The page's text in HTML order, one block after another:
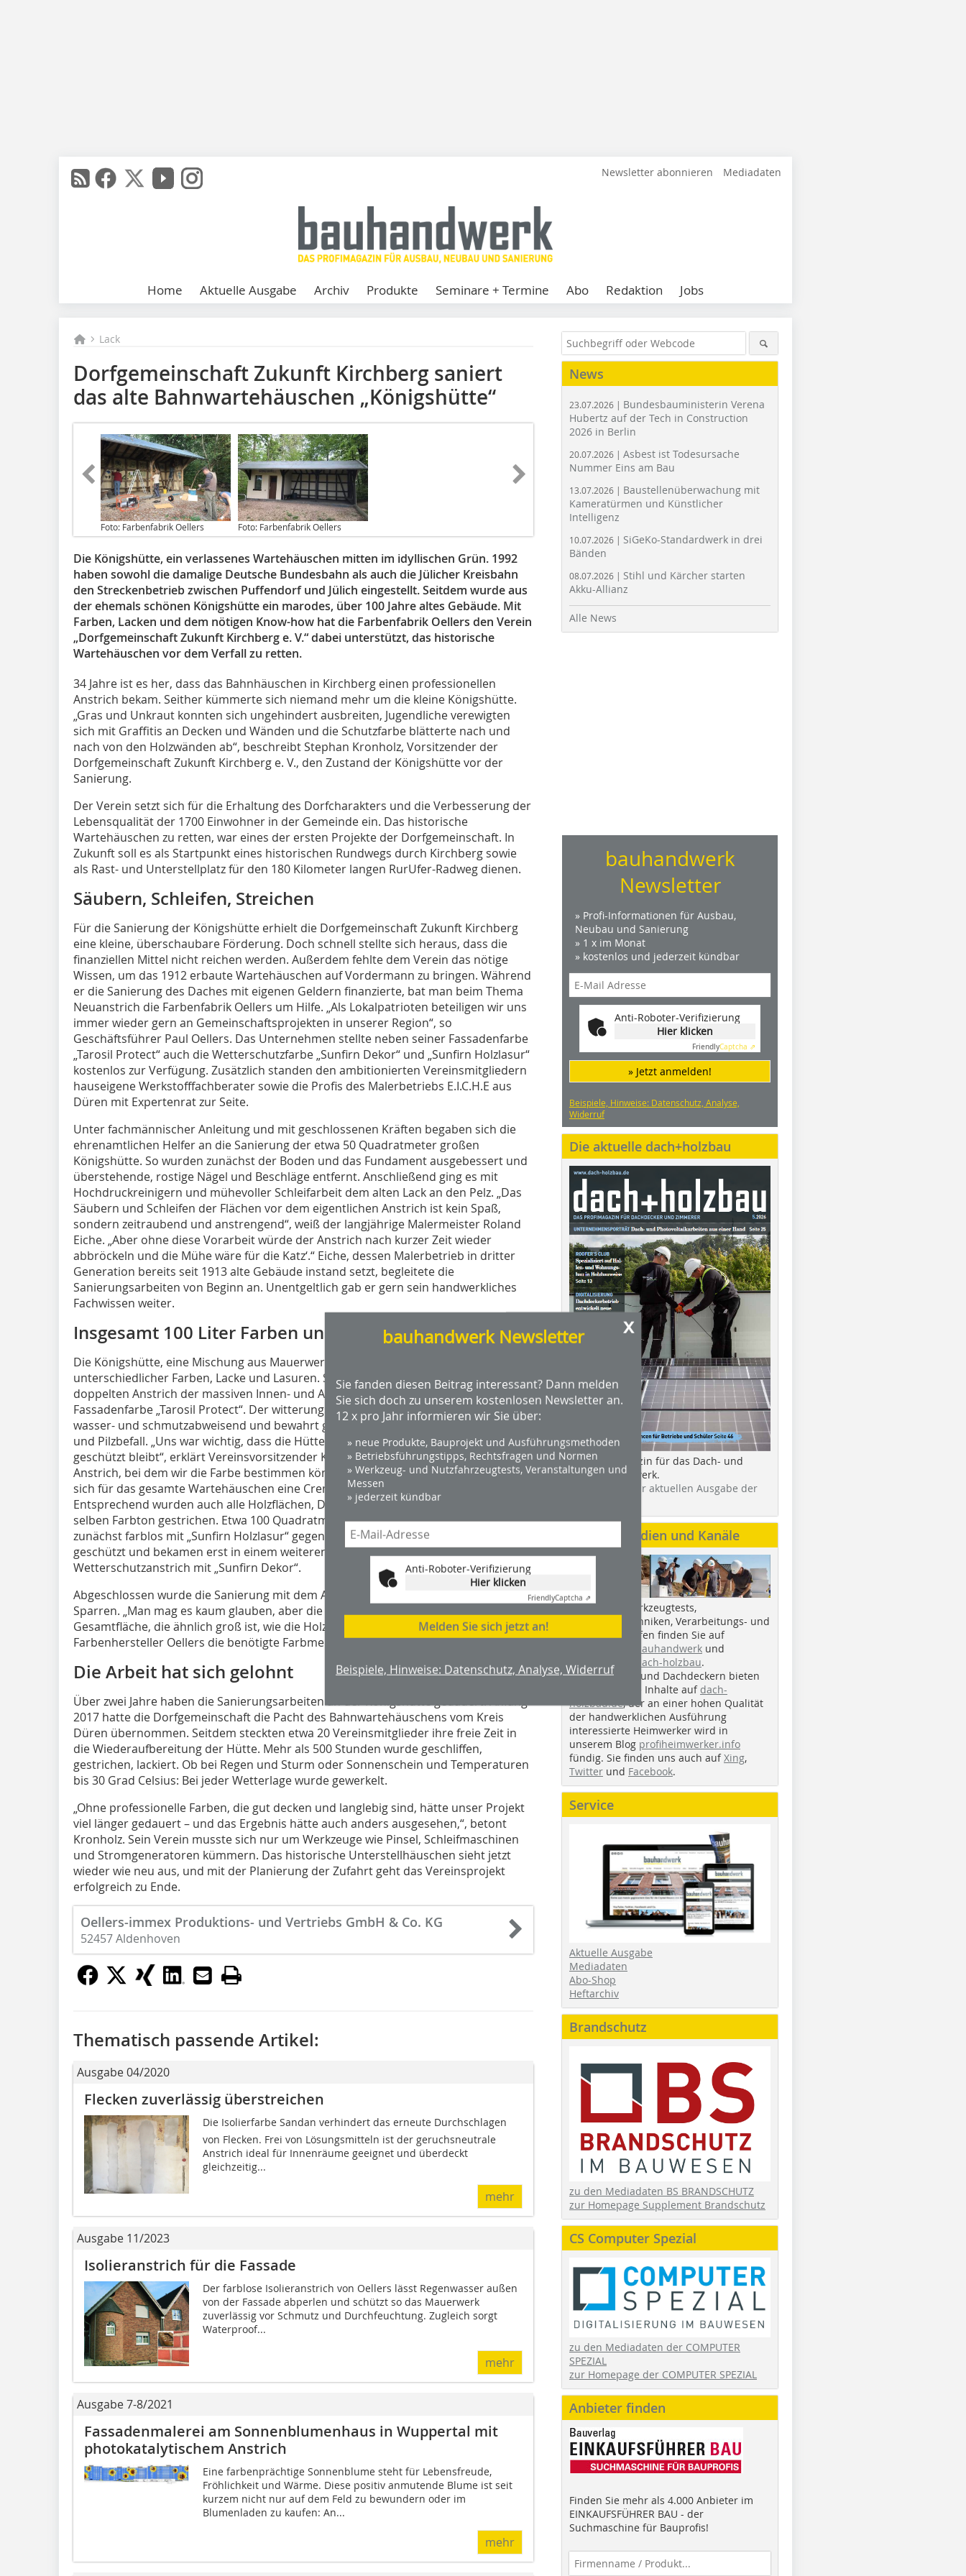
Newsletter abonnieren Mediadaten
Home Aktuelle Ausgabe Archiv Produkte Seminare + Termine Abo Redaktion Jobs
Lack
Dorfgemeinschaft Zukunft Kirchberg saniert
das alte Bahnwartehäuschen „Königshütte“
Foto: Farbenfabrik Oellers Foto: Farbenfabrik Oellers
Die Königshütte, ein verlassenes Wartehäuschen mitten im idyllischen Grün. 1992
haben sowohl die damalige Deutsche Bundesbahn als auch die Jülicher Kreisbahn
den Streckenbetrieb zwischen Puffendorf und Jülich eingestellt. Seitdem wurde aus
der ehemals schönen Königshütte ein marodes, über 100 Jahre altes Gebäude. Mit
Farben, Lacken und dem nötigen Know-how hat die Farbenfabrik Oellers den Verein
„Dorfgemeinschaft Zukunft Kirchberg e. V.“ dabei unterstützt, das historische
Wartehäuschen vor dem Verfall zu retten.
34 Jahre ist es her, dass das Bahnhäuschen in Kirchberg einen professionellen
Anstrich bekam. Seither kümmerte sich niemand mehr um die kleine Königshütte.
„Gras und Unkraut konnten sich ungehindert ausbreiten, Jugendliche verewigten
sich mit Graffitis an Decken und Wänden und die Schutzfarbe blätterte nach und
nach von den Holzwänden ab“, beschreibt Stephan Kronholz, Vorsitzender der
Dorfgemeinschaft Zukunft Kirchberg e. V., den Zustand der Königshütte vor der
Sanierung.
Der Verein setzt sich für die Erhaltung des Dorfcharakters und die Verbesserung der
Lebensqualität der 1700 Einwohner in der Gemeinde ein. Das historische
Wartehäuschen zu retten, war eines der ersten Projekte der Dorfgemeinschaft. In
Zukunft soll es als Startpunkt eines historischen Rundwegs durch Kirchberg sowie
als Rast- und Unterstellplatz für den 180 Kilometer langen RurUfer-Radweg dienen.
Säubern, Schleifen, Streichen
Für die Sanierung der Königshütte erhielt die Dorfgemeinschaft Zukunft Kirchberg
eine kleine, überschaubare Förderung. Doch schnell stellte sich heraus, dass die
finanziellen Mittel nicht reichen werden. Außerdem fehlte dem Verein das nötige
Wissen, um das 1912 erbaute Wartehäuschen auf Vordermann zu bringen. Während
er die Sanierung des Daches mit eigenen Geldern finanzierte, bat man beim Thema
Neuanstrich die Farbenfabrik Oellers um Hilfe. „Als Lokalpatrioten beteiligen wir uns
immer wieder gern an Gemeinschaftsprojekten in unserer Region“, so
Geschäftsführer Paul Oellers. Das Unternehmen stellte neben seiner Fassadenfarbe
„Tarosil Protect“ auch die Wetterschutzfarbe „Sunfirn Dekor“ und „Sunfirn Holzlasur“
kostenlos zur Verfügung. Zusätzlich standen den ambitionierten Vereinsmitgliedern
hauseigene Werkstofffachberater sowie die Profis des Malerbetriebs E.I.C.H.E aus
Düren mit Expertenrat zur Seite.
Unter fachmännischer Anleitung und mit geschlossenen Kräften begaben sich die
ehrenamtlichen Helfer an die Sanierung der etwa 50 Quadratmeter großen
Königshütte. So wurden zunächst der Boden und das Fundament ausgebessert und
überstehende, rostige Nägel und Beschläge entfernt. Anschließend ging es mit
Hochdruckreinigern und mühevoller Schleifarbeit dem alten Lack an den Pelz. „Das
Säubern und Schleifen der Flächen vor dem eigentlichen Anstrich ist kein Spaß,
sondern zeitraubend und anstrengend“, weiß der langjährige Malermeister Roland
Eiche. „Aber ohne diese Vorarbeit würde der Anstrich nach kurzer Zeit wieder
abbröckeln und die Mühe wäre für die Katz‘.“ Eiche, dessen Malerbetrieb in dritter
Generation bereits seit 1913 alte Gebäude instand setzt, begleitete die
Sanierungsarbeiten von Beginn an. Unentgeltlich gab er gern sein handwerkliches
Fachwissen weiter.
Insgesamt 100 Liter Farben und Lacke gespendet
Die Königshütte, eine Mischung aus Mauerwerk und Holzkonstruktion, bedarf
unterschiedlicher Farben, Lacke und Lasuren. So benötigten die Handwerker für den
doppelten Anstrich der massiven Innen- und Außenwände mehr als 20 Liter
Fassadenfarbe „Tarosil Protect“. Der witterungsbeständige Siliconharz-Anstrich ist
wasser- und schmutzabweisend und bewahrt gleichzeitig vor erneuter Algenbildung
und Pilzbefall. „Uns war wichtig, dass die Hütte lange Jahre vor Wind und Wetter
geschützt bleibt“, erklärt Vereinsvorsitzender Kronholz. „Und wir wollten einen
Anstrich, bei dem wir die Farbe bestimmen können“. Die Dorfgemeinschaft hatte
sich für das gesamte Wartehäuschen eine Creme-Colorierung gewünscht.
Entsprechend wurden auch alle Holzflächen, Dachunterstellen und -überstände im
selben Farbton gestrichen. Etwa 100 Quadratmeter Wände und Decken wurden
zunächst farblos mit „Sunfirn Holzlasur“ gegen Bläue, Schimmelpilz und Fäulnis
geschützt und bekamen erst in einem weiteren Schritt ihren farbigen Deck- und
Wetterschutzanstrich mit „Sunfirn Dekor“.
Abgeschlossen wurde die Sanierung mit dem Anstrich der Tragebalken, Pfetten und
Sparren. „Man mag es kaum glauben, aber die vielen Balken haben eine
Gesamtfläche, die ähnlich groß ist, wie die Holzdecken und Wände“, begründet
Farbenhersteller Oellers die benötigte Farbmenge von etwa 100 Litern.
Die Arbeit hat sich gelohnt
Über zwei Jahre haben die Sanierungsarbeiten an der Königshütte gedauert. Anfang
2017 hatte die Dorfgemeinschaft die Pacht des Bahnwartehäuschens vom Kreis
Düren übernommen. Seitdem steckten etwa 20 Vereinsmitglieder ihre freie Zeit in
die Wiederaufbereitung der Hütte. Mehr als 500 Stunden wurde geschliffen,
gestrichen, lackiert. Ob bei Regen und Sturm oder Sonnenschein und Temperaturen
bis 30 Grad Celsius: Bei jeder Wetterlage wurde gewerkelt.
„Ohne professionelle Farben, die gut decken und langlebig sind, hätte unser Projekt
viel länger gedauert – und das Ergebnis hätte auch anders ausgesehen,“, betont
Kronholz. Sein Verein musste sich nur um Werkzeuge wie Pinsel, Schleifmaschinen
und Stromgeneratoren kümmern. Das historische Unterstellhäuschen sieht jetzt
wieder wie neu aus, und mit der Planierung der Zufahrt geht das Vereinsprojekt
erfolgreich zu Ende.
Oellers-immex Produktions- und Vertriebs GmbH & Co. KG
52457 Aldenhoven
x
bauhandwerk Newsletter
Sie fanden diesen Beitrag interessant? Dann melden
Sie sich doch zu unserem kostenlosen Newsletter an.
12 x pro Jahr informieren wir Sie über:
» neue Produkte, Bauprojekt und Ausführungsmethoden
» Betriebsführungstipps, Rechtsfragen und Normen
» Werkzeug- und Nutzfahrzeugtests, Veranstaltungen und
Messen
» jederzeit kündbar
Anti-Roboter-Verifizierung
Hier klicken
FriendlyCaptcha ⇗
Melden Sie sich jetzt an!
Beispiele, Hinweise: Datenschutz, Analyse, Widerruf
Thematisch passende Artikel:
Ausgabe 04/2020
Flecken zuverlässig überstreichen
Die Isolierfarbe Sandan verhindert das erneute Durchschlagen
von Flecken. Frei von Lösungsmitteln ist der geruchsneutrale
Anstrich ideal für Innenräume geeignet und überdeckt
gleichzeitig...
mehr
Ausgabe 11/2023
Isolieranstrich für die Fassade
Der farblose Isolieranstrich von Oellers lässt Regenwasser außen
von der Fassade abperlen und schützt so das Mauerwerk
zuverlässig vor Schmutz und Durchfeuchtung. Zugleich sorgt
Waterproof...
mehr
Ausgabe 7-8/2021
Fassadenmalerei am Sonnenblumenhaus in Wuppertal mit
photokatalytischem Anstrich
Eine farbenprächtige Sonnenblume steht für Lebensfreude,
Fröhlichkeit und Wärme. Diese positiv anmutende Blume ist seit
kurzem nicht nur auf dem Feld zu bewundern oder im
Blumenladen zu kaufen: An...
mehr
News
23.07.2026 | Bundesbauministerin Verena
Hubertz auf der Tech in Construction
2026 in Berlin
20.07.2026 | Asbest ist Todesursache
Nummer Eins am Bau
13.07.2026 | Baustellenüberwachung mit
Kameratürmen und Künstlicher
Intelligenz
10.07.2026 | SiGeKo-Standardwerk in drei
Bänden
08.07.2026 | Stihl und Kärcher starten
Akku-Allianz
Alle News
bauhandwerk
Newsletter
» Profi-Informationen für Ausbau,
Neubau und Sanierung
» 1 x im Monat
» kostenlos und jederzeit kündbar
Anti-Roboter-Verifizierung
Hier klicken
FriendlyCaptcha ⇗
» Jetzt anmelden!
Beispiele, Hinweise: Datenschutz, Analyse,
Widerruf
Die aktuelle dach+holzbau
Das Profimagazin für das Dach- und
Holzbauhandwerk.
Hier geht es zur aktuellen Ausgabe der
Weitere Medien und Kanäle
Videos von Werkzeugtests,
Handwerkstechniken, Verarbeitungs- und
Montageabläufen finden Sie auf
youtube.com/bauhandwerk und
youtube.com/dach-holzbau.
Zimmerleuten und Dachdeckern bieten
wir spannende Inhalte auf dach-
holzbau.de, der an einer hohen Qualität
der handwerklichen Ausführung
interessierte Heimwerker wird in
unserem Blog profiheimwerker.info
fündig. Sie finden uns auch aufXing,
Twitter und Facebook.
Service
Aktuelle Ausgabe
Mediadaten
Abo-Shop
Heftarchiv
Brandschutz
zu den Mediadaten BS BRANDSCHUTZ
zur Homepage Supplement Brandschutz
CS Computer Spezial
zu den Mediadaten der COMPUTER
SPEZIAL
zur Homepage der COMPUTER SPEZIAL
Anbieter finden
Finden Sie mehr als 4.000 Anbieter im
EINKAUFSFÜHRER BAU - der
Suchmaschine für Bauprofis!